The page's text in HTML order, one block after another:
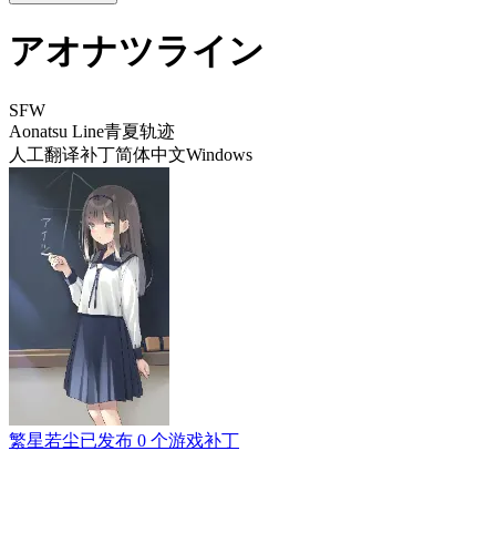
アオナツライン
SFW
Aonatsu Line青夏轨迹
人工翻译补丁简体中文Windows
繁星若尘已发布 0 个游戏补丁